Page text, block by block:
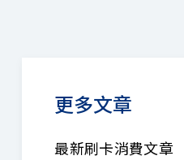
更多文章
最新刷卡消費文章